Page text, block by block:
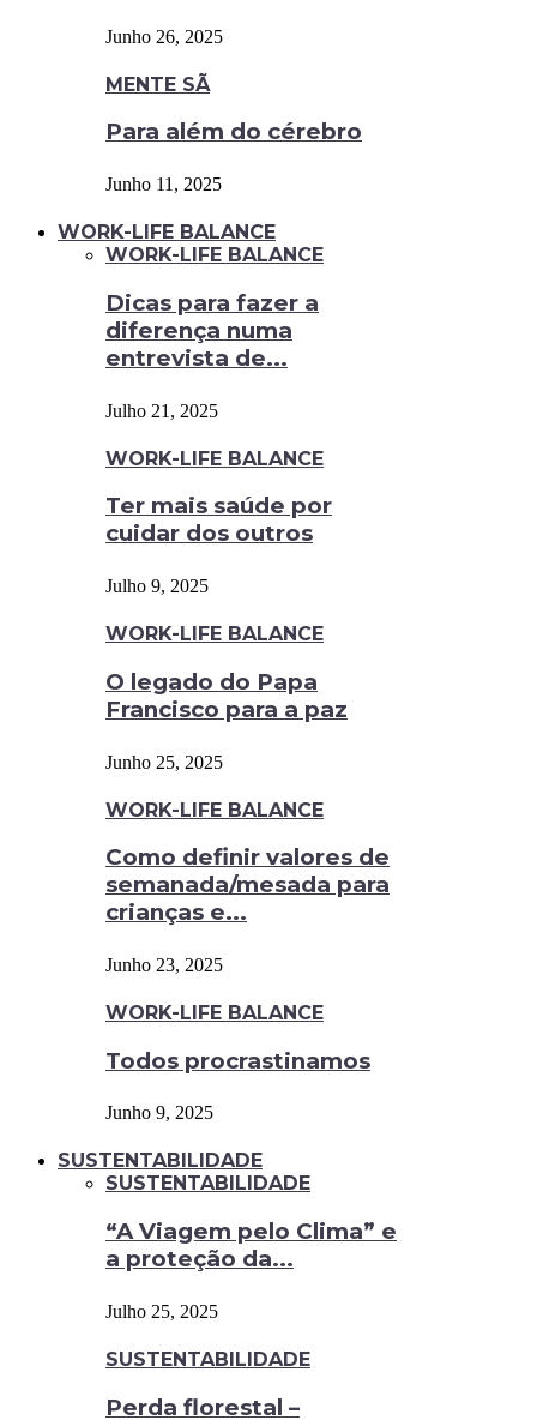
Junho 26, 2025
MENTE SÃ
Para além do cérebro
Junho 11, 2025
WORK-LIFE BALANCE
WORK-LIFE BALANCE
Dicas para fazer a
diferença numa
entrevista de...
Julho 21, 2025
WORK-LIFE BALANCE
Ter mais saúde por
cuidar dos outros
Julho 9, 2025
WORK-LIFE BALANCE
O legado do Papa
Francisco para a paz
Junho 25, 2025
WORK-LIFE BALANCE
Como definir valores de
semanada/mesada para
crianças e...
Junho 23, 2025
WORK-LIFE BALANCE
Todos procrastinamos
Junho 9, 2025
SUSTENTABILIDADE
SUSTENTABILIDADE
“A Viagem pelo Clima” e
a proteção da...
Julho 25, 2025
SUSTENTABILIDADE
Perda florestal –